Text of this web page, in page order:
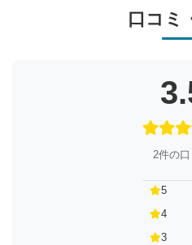
口コミ
2件の口
5
4
3